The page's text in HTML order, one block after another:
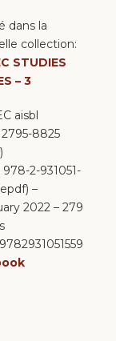
dans la
collection:
STUDIES
– 3
aisbl
2795-8825
978-2-931051-
–
2022 – 279